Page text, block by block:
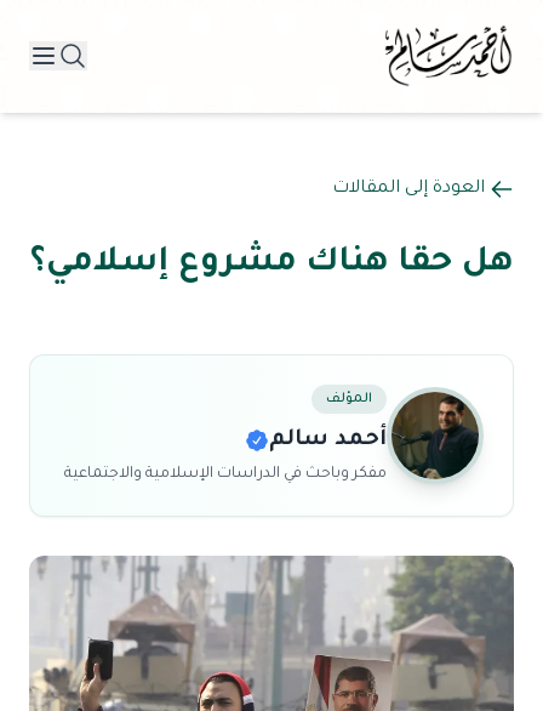
العودة إلى المقالات
هل حقا هناك مشروع إسلامي؟
المؤلف
أحمد سالم
مفكر وباحث في الدراسات الإسلامية والاجتماعية